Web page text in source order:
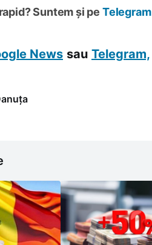
Suntem și pe Telegram
News sau Telegram,